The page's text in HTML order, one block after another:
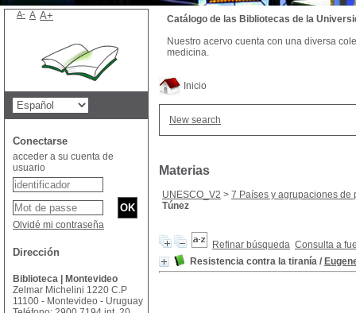
Inicio
New search
Materias
UNESCO_V2 > 7 Países y agrupaciones de
Túnez
Refinar búsqueda Consulta a
Resistencia contra la tiranía /
Catálogo de las Bibliotecas de la
Nuestro acervo cuenta con una diversa
medicina.
A- A A+
Conectarse
acceder a su cuenta de
usuario
Olvidé mi contraseña
Dirección
Biblioteca | Montevideo
Zelmar Michelini 1220 C.P
11100 - Montevideo - Uruguay